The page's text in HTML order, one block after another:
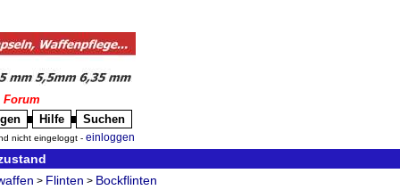
Forum
Hilfe Suchen
nicht eingeloggt - einloggen
> Flinten > Bockflinten